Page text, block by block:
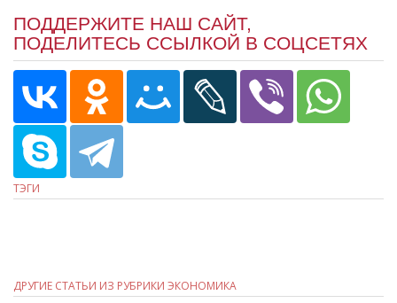
ПОДДЕРЖИТЕ НАШ САЙТ,
ПОДЕЛИТЕСЬ ССЫЛКОЙ В СОЦСЕТЯХ
ТЭГИ
ДРУГИЕ СТАТЬИ ИЗ РУБРИКИ ЭКОНОМИКА